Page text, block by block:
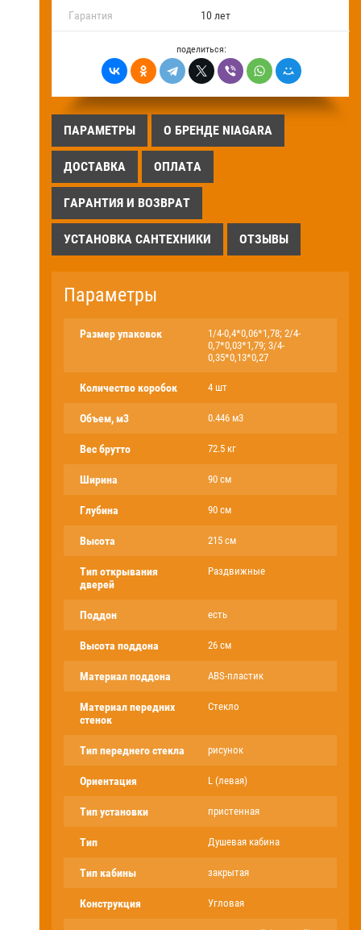
Гарантия 10 лет
поделиться:
ПАРАМЕТРЫ О БРЕНДЕ NIAGARA
ДОСТАВКА ОПЛАТА
ГАРАНТИЯ И ВОЗВРАТ
УСТАНОВКА САНТЕХНИКИ ОТЗЫВЫ
Параметры
Размер упаковок
1/4-0,4*0,06*1,78; 2/4-
0,7*0,03*1,79; 3/4-
0,35*0,13*0,27
Количество коробок 4 шт
Объем, м3 0.446 м3
Вес брутто 72.5 кг
Ширина 90 см
Глубина 90 см
Высота 215 см
Тип открывания
дверей
Раздвижные
Поддон есть
Высота поддона 26 см
Материал поддона ABS-пластик
Материал передних
стенок
Стекло
Тип переднего стекла рисунок
Ориентация L (левая)
Тип установки пристенная
Тип Душевая кабина
Тип кабины закрытая
Конструкция Угловая